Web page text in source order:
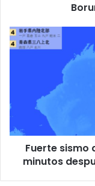
Fuerte
sismo
Japón
después
terremoto
Fuerte sismo
minutos